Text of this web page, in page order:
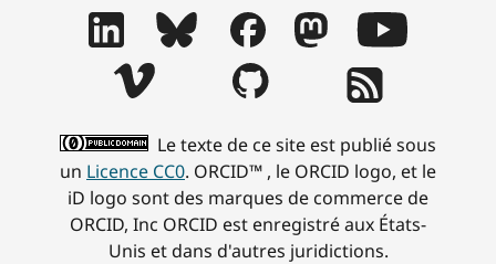
Le texte de ce site est publié sous
un Licence CC0. ORCID™ , le ORCID logo, et le
iD logo sont des marques de commerce de
ORCID, Inc ORCID est enregistré aux États-
Unis et dans d'autres juridictions.